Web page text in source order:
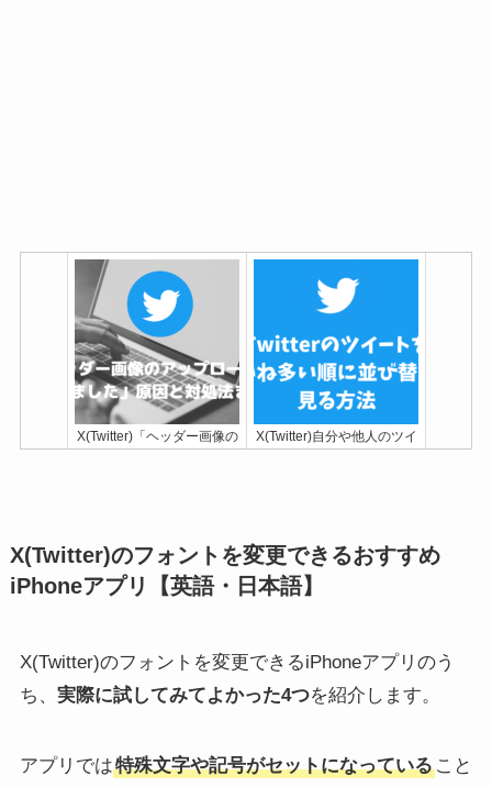
X(Twitter)「ヘッダー画像の
X(Twitter)自分や他人のツイ
X(Twitter)をWebブラウザ版
解説【スマホ/PC】
X(Twitter)の返信を見られた
能の使い方
X(Twitter)のフォントを変更できるおすすめ
iPhoneアプリ【英語・日本語】
X(Twitter)のフォントを変更できるiPhoneアプリのう
ち、 実際に試してみてよかった4つを紹介します。
アプリでは特殊文字や記号がセットになっていること